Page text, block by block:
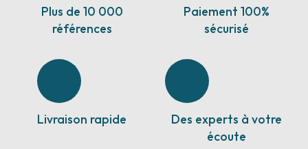
Plus de 10 000
références
Paiement 100%
sécurisé
Livraison rapide
Des experts à votre
écoute